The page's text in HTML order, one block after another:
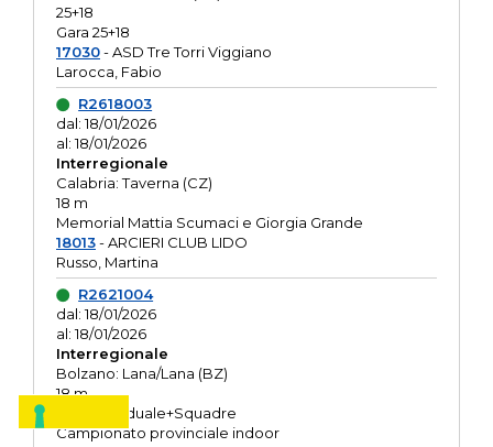
25+18
Gara 25+18
17030- ASD Tre Torri Viggiano
Larocca, Fabio
R2618003
dal: 18/01/2026
al: 18/01/2026
Interregionale
Calabria: Taverna (CZ)
18 m
Memorial Mattia Scumaci e Giorgia Grande
18013- ARCIERI CLUB LIDO
Russo, Martina
R2621004
dal: 18/01/2026
al: 18/01/2026
Interregionale
Bolzano: Lana/Lana (BZ)
18 m
O.R. Individuale+Squadre
Campionato provinciale indoor